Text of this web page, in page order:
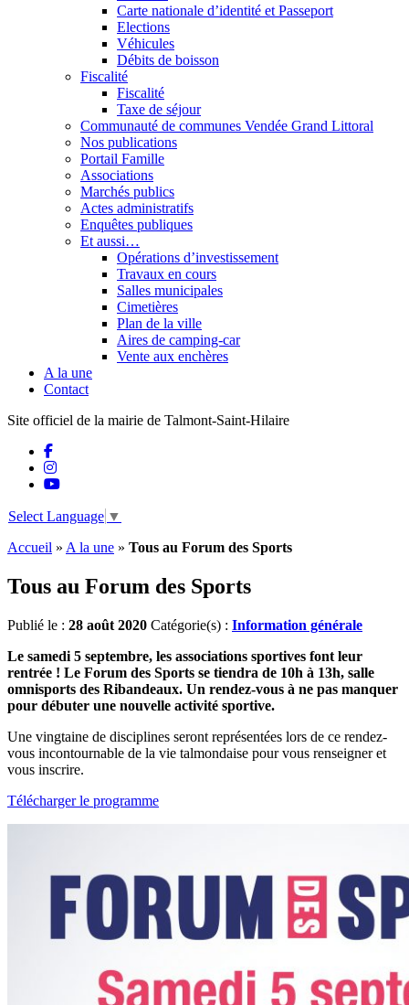
Carte nationale d’identité et Passeport
Elections
Véhicules
Débits de boisson
Fiscalité
Fiscalité
Taxe de séjour
Communauté de communes Vendée Grand Littoral
Nos publications
Portail Famille
Associations
Marchés publics
Actes administratifs
Enquêtes publiques
Et aussi…
Opérations d’investissement
Travaux en cours
Salles municipales
Cimetières
Plan de la ville
Aires de camping-car
Vente aux enchères
A la une
Contact
Site officiel de la mairie de Talmont-Saint-Hilaire
Select Language ▼
Accueil » A la une » Tous au Forum des Sports
Tous au Forum des Sports
Publié le : 28 août 2020 Catégorie(s) : Information générale
Le samedi 5 septembre, les associations sportives font leur
rentrée ! Le Forum des Sports se tiendra de 10h à 13h, salle
omnisports des Ribandeaux. Un rendez-vous à ne pas manquer
pour débuter une nouvelle activité sportive.
Une vingtaine de disciplines seront représentées lors de ce rendez-
vous incontournable de la vie talmondaise pour vous renseigner et
vous inscrire.
Télécharger le programme